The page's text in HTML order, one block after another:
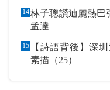
14林子聰讚迪麗熱巴張小斐搏到
孟達
15
【詩語背後】深
素描（25）